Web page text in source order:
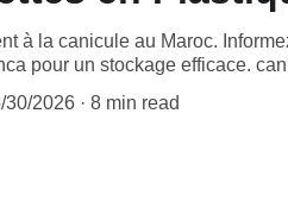
à la canicule au Maroc.
pour un stockage efficace.
30/2026
8 min read